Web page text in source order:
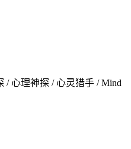
/ 心理神探 / 心灵猎手 / Mind